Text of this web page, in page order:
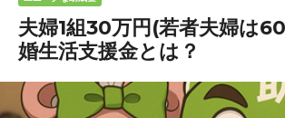
夫婦1組30万円(若者夫婦は
婚生活支援金とは？